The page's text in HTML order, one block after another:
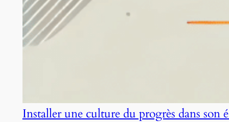
Installer une culture du progrès dans son